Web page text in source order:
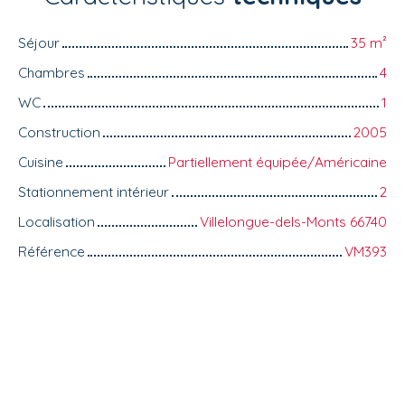
Séjour 35 m²
Chambres
4
WC
1
Construction
2005
Cuisine
Partiellement équipée/Américaine
Stationnement intérieur
2
Localisation
Villelongue-dels-Monts 66740
Référence
VM393